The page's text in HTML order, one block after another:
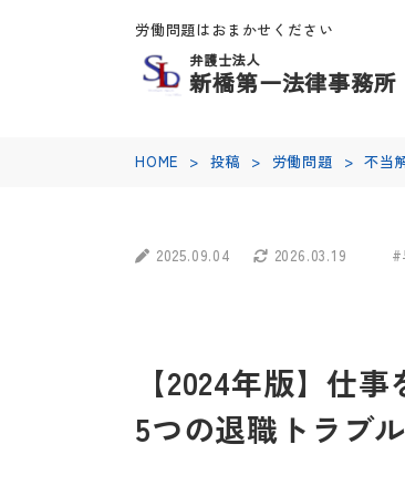
労働問題はおまかせください
弁護士法人
新橋第一法律事務所
HOME > 投稿 > 労働問題 > 不当
2025.09.04 2026.03.19 #
【2024年版】仕
5つの退職トラブ